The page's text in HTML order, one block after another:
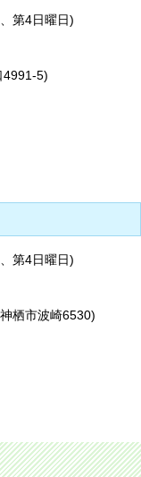
第4日曜日)
4991-5)
第4日曜日)
栖市波崎6530)